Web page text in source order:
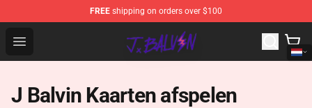
FREE shipping on orders over $100
Open menu
J Balvin Store - Official J Balvin Merchandise Shop
J Balvin Kaarten afspelen